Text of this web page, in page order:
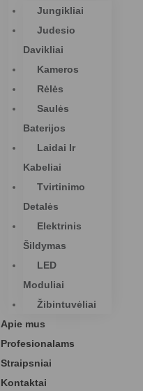
Jungikliai
Judesio
Davikliai
Kameros
Rėlės
Saulės
Baterijos
Laidai Ir
Kabeliai
Tvirtinimo
Detalės
Elektrinis
Šildymas
LED
Moduliai
Žibintuvėliai
Apie mus
Profesionalams
Straipsniai
Kontaktai